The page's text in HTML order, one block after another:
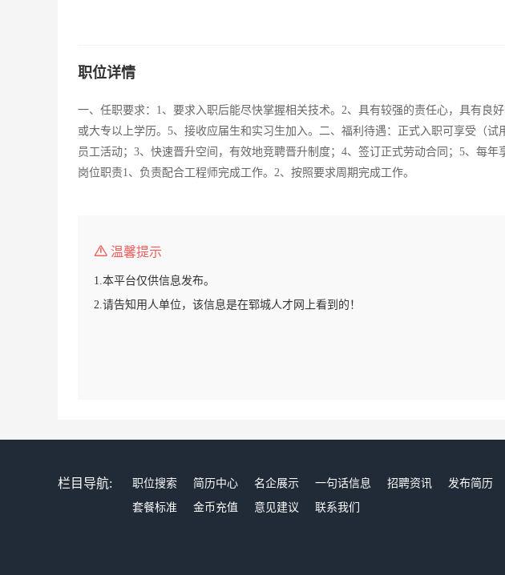
职位详情
一、任职要求：1、要求入职后能尽快掌握相关技术。2、具有较强的责任心，具有良
或大专以上学历。5、接收应届生和实习生加入。二、福利待遇：正式入职可享受（
员工活动；3、快速晋升空间，有效地竞聘晋升制度；4、签订正式劳动合同；5、每年
岗位职责1、负责配合工程师完成工作。2、按照要求周期完成工作。
温馨提示
1.本平台仅供信息发布。
2.请告知用人单位，该信息是在郓城人才网上看到的！
栏目导航: 职位搜索 简历中心 名企展示 一句话信息 招聘资讯 发布简历
套餐标准
金币充值 意见建议 联系我们